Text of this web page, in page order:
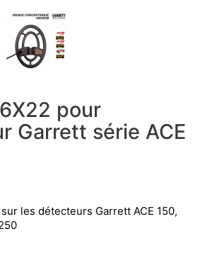
pour
Garrett série ACE
les détecteurs Garrett ACE 150,